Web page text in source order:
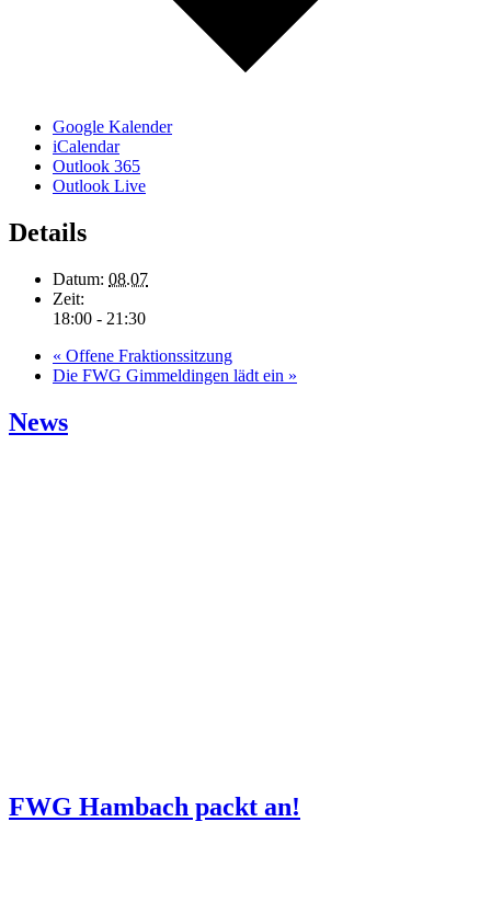
Google Kalender
iCalendar
Outlook 365
Outlook Live
Details
Datum: 08.07
Zeit:
18:00 - 21:30
« Offene Fraktionssitzung
Die FWG Gimmeldingen lädt ein »
News
FWG Hambach packt an!